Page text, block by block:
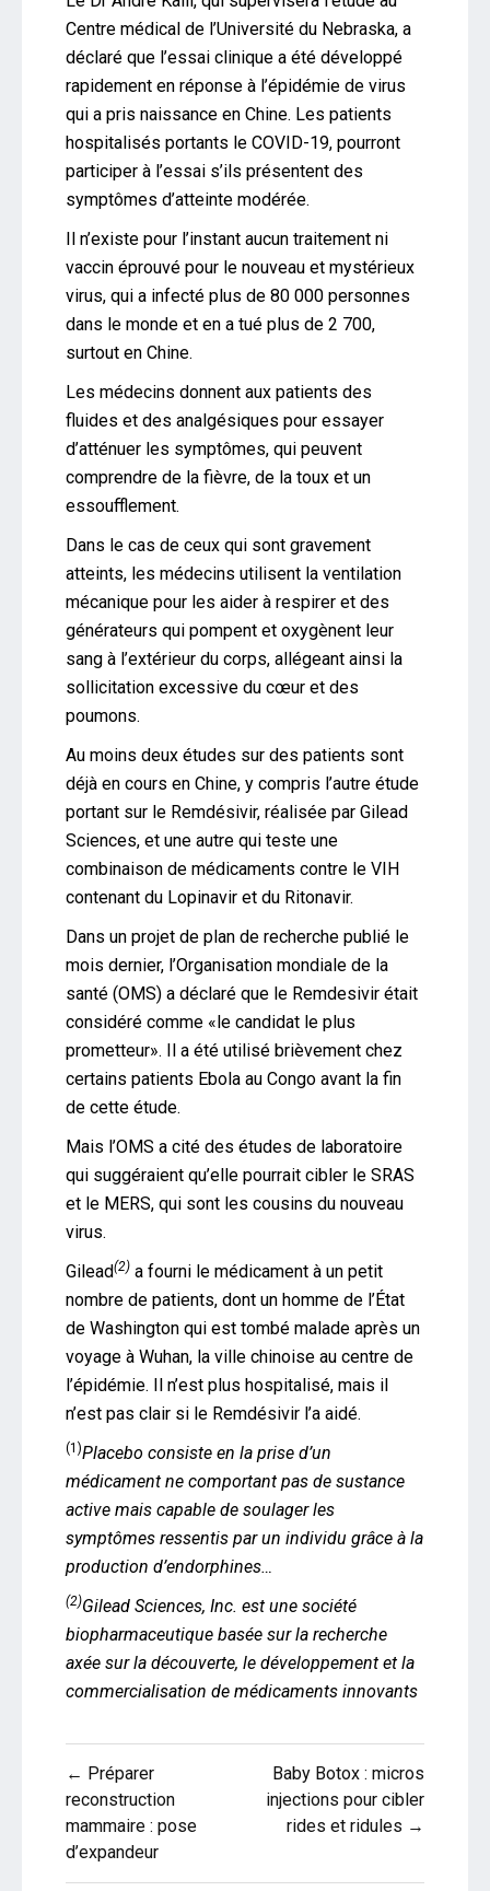
Centre médical de l’Université du Nebraska, a
déclaré que l’essai clinique a été développé
rapidement en réponse à l’épidémie de virus
qui a pris naissance en Chine. Les patients
hospitalisés portants le COVID-19, pourront
participer à l’essai s’ils présentent des
symptômes d’atteinte modérée.
Il n’existe pour l’instant aucun traitement ni
vaccin éprouvé pour le nouveau et mystérieux
virus, qui a infecté plus de 80 000 personnes
dans le monde et en a tué plus de 2 700,
surtout en Chine.
Les médecins donnent aux patients des
fluides et des analgésiques pour essayer
d’atténuer les symptômes, qui peuvent
comprendre de la fièvre, de la toux et un
essoufflement.
Dans le cas de ceux qui sont gravement
atteints, les médecins utilisent la ventilation
mécanique pour les aider à respirer et des
générateurs qui pompent et oxygènent leur
sang à l’extérieur du corps, allégeant ainsi la
sollicitation excessive du cœur et des
poumons.
Au moins deux études sur des patients sont
déjà en cours en Chine, y compris l’autre étude
portant sur le Remdésivir, réalisée par Gilead
Sciences, et une autre qui teste une
combinaison de médicaments contre le VIH
contenant du Lopinavir et du Ritonavir.
Dans un projet de plan de recherche publié le
mois dernier, l’Organisation mondiale de la
santé (OMS) a déclaré que le Remdesivir était
considéré comme «le candidat le plus
prometteur». Il a été utilisé brièvement chez
certains patients Ebola au Congo avant la fin
de cette étude.
Mais l’OMS a cité des études de laboratoire
qui suggéraient qu’elle pourrait cibler le SRAS
et le MERS, qui sont les cousins ​​du nouveau
virus.
Gilead(2) a fourni le médicament à un petit
nombre de patients, dont un homme de l’État
de Washington qui est tombé malade après un
voyage à Wuhan, la ville chinoise au centre de
l’épidémie. Il n’est plus hospitalisé, mais il
n’est pas clair si le Remdésivir l’a aidé.
(1)Placebo consiste en la prise d’un
médicament ne comportant pas de sustance
active mais capable de soulager les
symptômes ressentis par un individu grâce à la
production d’endorphines…
(2)Gilead Sciences, Inc. est une société
biopharmaceutique basée sur la recherche
axée sur la découverte, le développement et la
commercialisation de médicaments innovants
Navigation
de
l’article
← Préparer
reconstruction
mammaire : pose
d’expandeur
Baby Botox : micros
injections pour cibler
rides et ridules →